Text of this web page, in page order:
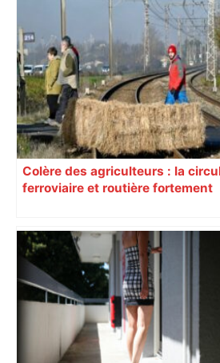
Colère des agriculteurs : la
ferroviaire et routière fortement